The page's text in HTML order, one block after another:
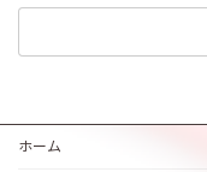
ホーム